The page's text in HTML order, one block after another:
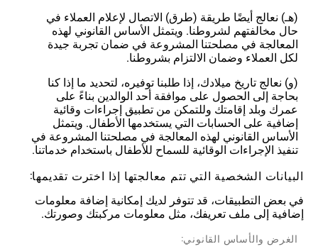
(هـ) نعالج أيضًا طريقة (طرق) الاتصال لإعلام العملاء في
حال مخالفتهم لشروطنا. ويتمثل الأساس القانوني لهذه
المعالجة في مصلحتنا المشروعة في ضمان تجربة جيدة
لكل العملاء وضمان الالتزام بشروطنا.
(و) نعالج تاريخ ميلادك، إذا طلبنا توفيره، لتحديد ما إذا كنا
بحاجة إلى الحصول على موافقة أحد الوالدين بناءً على
عمرك وبلد إقامتك وللتمكن من تطبيق إجراءات وقائية
إضافية على الحسابات التي يستخدمها الأطفال. ويتمثل
الأساس القانوني لهذه المعالجة في مصلحتنا المشروعة في
تنفيذ الإجراءات الوقائية للسماح للأطفال باستخدام خدماتنا.
البيانات الشخصية التي تتم معالجتها إذا اخترت تقديمها:
في بعض التطبيقات، قد تتوفر لديك إمكانية إضافة معلومات
إضافية إلى ملف تعريفك، مثل معلومات مركبتك وصورتك.
الغرض والأساس القانوني: